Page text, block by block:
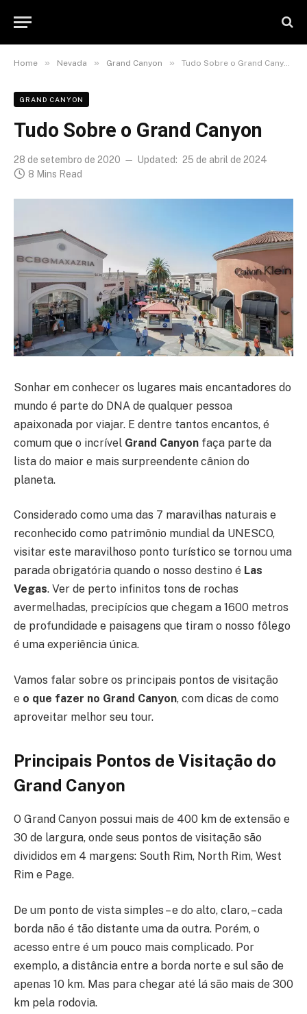
Home » Nevada » Grand Canyon » Tudo Sobre o Grand Canyon
GRAND CANYON
Tudo Sobre o Grand Canyon
28 de setembro de 2020 Updated: 25 de abril de 2024
8 Mins Read
Sonhar em conhecer os lugares mais encantadores do
mundo é parte do DNA de qualquer pessoa
apaixonada por viajar. E dentre tantos encantos, é
comum que o incrível Grand Canyon faça parte da
lista do maior e mais surpreendente cânion do
planeta.
Considerado como uma das 7 maravilhas naturais e
reconhecido como patrimônio mundial da UNESCO,
visitar este maravilhoso ponto turístico se tornou uma
parada obrigatória quando o nosso destino é Las
Vegas. Ver de perto infinitos tons de rochas
avermelhadas, precipícios que chegam a 1600 metros
de profundidade e paisagens que tiram o nosso fôlego
é uma experiência única.
Vamos falar sobre os principais pontos de visitação
e o que fazer no Grand Canyon, com dicas de como
aproveitar melhor seu tour.
Principais Pontos de Visitação do
Grand Canyon
O Grand Canyon possui mais de 400 km de extensão e
30 de largura, onde seus pontos de visitação são
divididos em 4 margens: South Rim, North Rim, West
Rim e Page.
De um ponto de vista simples – e do alto, claro, – cada
borda não é tão distante uma da outra. Porém, o
acesso entre é um pouco mais complicado. Por
exemplo, a distância entre a borda norte e sul são de
apenas 10 km. Mas para chegar até lá são mais de 300
km pela rodovia.